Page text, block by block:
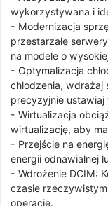
wykorzystywana i
- Modernizacja
przestarzałe
na modele o
- Optymalizacja
chłodzenia,
precyzyjnie ustawiaj
- Wirtualizacja
wirtualizację, aby
- Przejście na
energii odnawialnej
- Wdrożenie DCIM:
czasie
operacje.